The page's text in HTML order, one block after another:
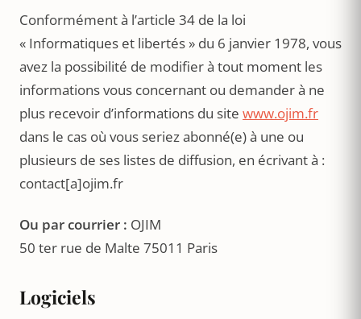
Conformément à l’article 34 de la loi
« Informatiques et libertés » du 6 janvier 1978, vous
avez la possibilité de modifier à tout moment les
informations vous concernant ou demander à ne
plus recevoir d’informations du site www.ojim.fr
dans le cas où vous seriez abonné(e) à une ou
plusieurs de ses listes de diffusion, en écrivant à :
contact[a]ojim.fr
Ou par courrier : OJIM
50 ter rue de Malte 75011 Paris
Logiciels